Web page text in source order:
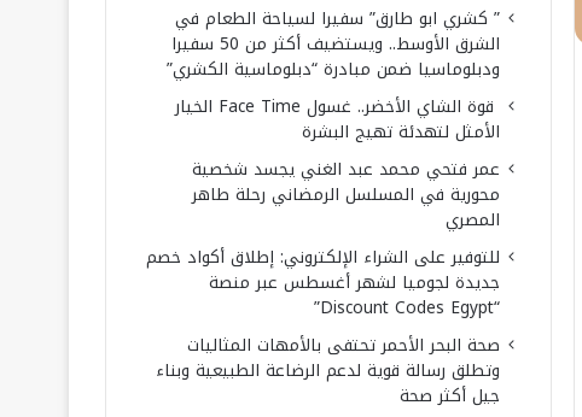
” كشري ابو طارق” سفيرا لسياحة الطعام في
الشرق الأوسط.. ويستضيف أكثر من 50 سفيرا
ودبلوماسيا ضمن مبادرة “دبلوماسية الكشري”
قوة الشاي الأخضر.. غسول Face Time الخيار
الأمثل لتهدئة تهيج البشرة
عمر فتحي محمد عبد الغني يجسد شخصية
محورية في المسلسل الرمضاني رحلة طاهر
المصري
للتوفير على الشراء الإلكتروني: إطلاق أكواد خصم
جديدة لجوميا لشهر أغسطس عبر منصة
“Discount Codes Egypt”
صحة البحر الأحمر تحتفى بالأمهات المثاليات
وتطلق رسالة قوية لدعم الرضاعة الطبيعية وبناء
جيل أكثر صحة